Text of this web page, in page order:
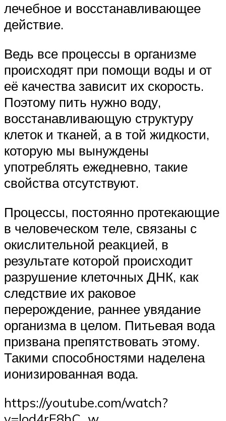
лечебное и восстанавливающее
действие.
Ведь все процессы в организме
происходят при помощи воды и от
её качества зависит их скорость.
Поэтому пить нужно воду,
восстанавливающую структуру
клеток и тканей, а в той жидкости,
которую мы вынуждены
употреблять ежедневно, такие
свойства отсутствуют.
Процессы, постоянно протекающие
в человеческом теле, связаны с
окислительной реакцией, в
результате которой происходит
разрушение клеточных ДНК, как
следствие их раковое
перерождение, раннее увядание
организма в целом. Питьевая вода
призвана препятствовать этому.
Такими способностями наделена
ионизированная вода.
https://youtube.com/watch?